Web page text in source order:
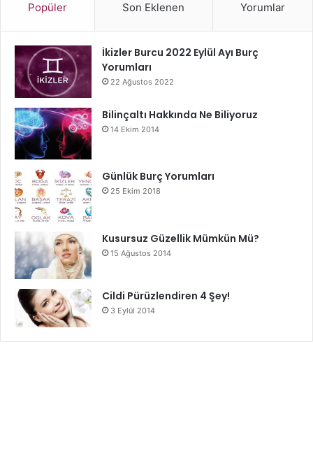
Popüler Son Eklenen Yorumlar
İkizler Burcu 2022 Eylül Ayı Burç
Yorumları
22 Ağustos 2022
Bilinçaltı Hakkında Ne Biliyoruz
14 Ekim 2014
Günlük Burç Yorumları
25 Ekim 2018
Kusursuz Güzellik Mümkün Mü?
15 Ağustos 2014
Cildi Pürüzlendiren 4 Şey!
3 Eylül 2014